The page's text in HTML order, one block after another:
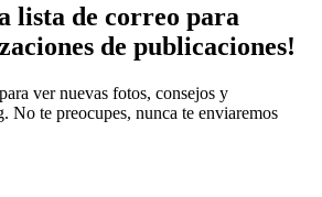
lista de correo para
de publicaciones!
ver nuevas fotos, consejos y
No te preocupes, nunca te enviaremos